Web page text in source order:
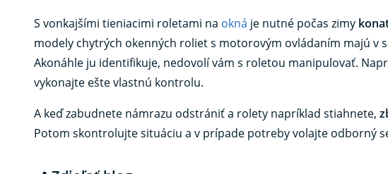
S vonkajšími tieniacimi roletami na okná je nutné počas zimy
modely chytrých okenných roliet s motorovým ovládaním majú v
Akonáhle ju identifikuje, nedovolí vám s roletou manipulovať.
vykonajte ešte vlastnú kontrolu.
A keď zabudnete námrazu odstrániť a rolety napríklad stiahnete,
Potom skontrolujte situáciu a v prípade potreby volajte odborný